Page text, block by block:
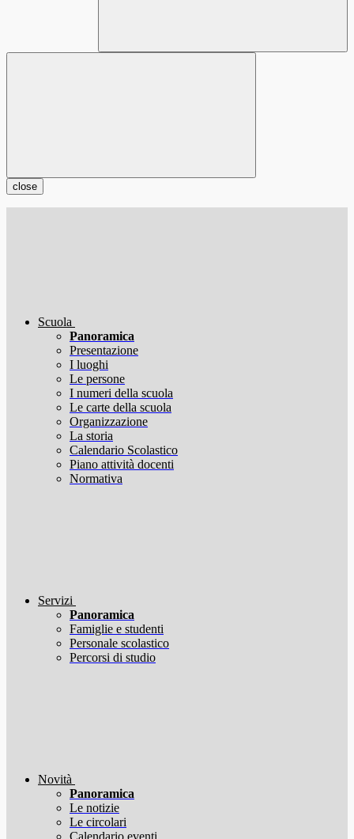
close
Scuola
Panoramica
Presentazione
I luoghi
Le persone
I numeri della scuola
Le carte della scuola
Organizzazione
La storia
Calendario Scolastico
Piano attività docenti
Normativa
Servizi
Panoramica
Famiglie e studenti
Personale scolastico
Percorsi di studio
Novità
Panoramica
Le notizie
Le circolari